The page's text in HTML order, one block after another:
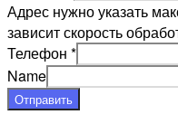
Адрес нужно указать
зависит скорость
Телефон *
Name
Отправить